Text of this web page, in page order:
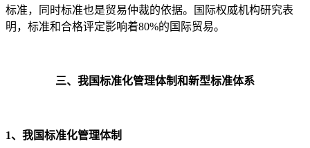
标准，同时标准也是贸易仲裁的依据。国际权威机构研究表
明，标准和合格评定影响着80%的国际贸易。
三、我国标准化管理体制和新型标准体系
1、我国标准化管理体制